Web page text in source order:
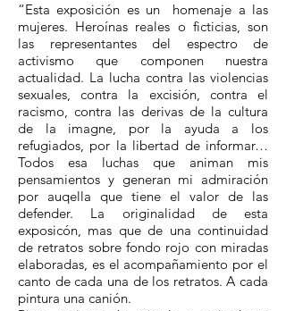
“Esta exposición es un homenaje a las
mujeres. Heroínas reales o ficticias, son
las representantes del espectro de
activismo que componen nuestra
actualidad. La lucha contra las violencias
sexuales, contra la excisión, contra el
racismo, contra las derivas de la cultura
de la imagne, por la ayuda a los
refugiados, por la libertad de informar…
Todos esa luchas que animan mis
pensamientos y generan mi admiración
por auqella que tiene el valor de las
defender. La originalidad de esta
exposicón, mas que de una continuidad
de retratos sobre fondo rojo con miradas
elaboradas, es el acompañamiento por el
canto de cada una de los retratos. A cada
pintura una canión.